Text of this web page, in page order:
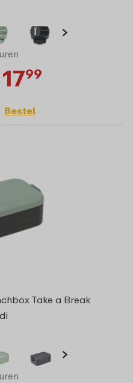
1799
Bestel
Take a Break